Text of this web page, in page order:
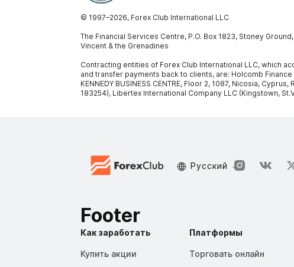
© 1997–2026, Forex Club International LLC
The Financial Services Centre, P.O. Box 1823, Stoney
Vincent & the Grenadines
Contracting entities of Forex Club International LLC, which
and transfer payments back to clients, are: Holcomb Finance
KENNEDY BUSINESS CENTRE, Floor 2, 1087, Nicosia,
183254), Libertex International Company LLC (Kingstown,
Русский
Footer
Как заработать
Купить акции
Платформы
Торговать онлайн